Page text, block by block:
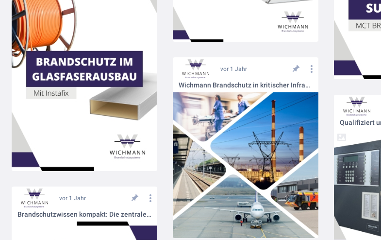
vor 1 Jahr
Wichmann Brandschutz in kritischer Infrastruktur (KRITIS)
vor 1 Jahr
Brandschutzwissen kompakt: Die zentralen Begriffe im vorbeugenden Brandschutz